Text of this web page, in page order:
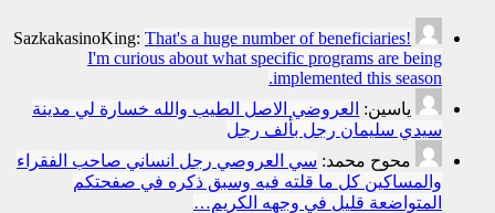
SazkakasinoKing: That's a huge number of beneficiaries!
I'm curious about what specific programs are being
implemented this season.
ياسين: العروضي الاصل الطيب والله خسارة لي مدينة
سيدي سليمان رجل بألف رجل
محوح محمد: سي العروصي رجل انساني صاحب الفقراء
والمساكين كل ما قلته فيه وسبق ذكره في صفحتكم
المتواضعة قليل في وجهه الكريم…